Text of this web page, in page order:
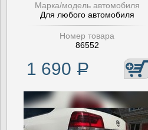
Марка/модель автомобиля
Для любого автомобиля
Номер товара
86552
1 690 Р